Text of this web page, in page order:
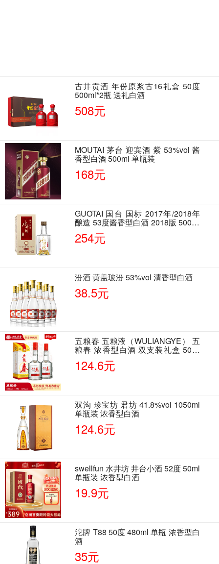
古井贡酒 年份原浆古16礼盒 50度
500ml*2瓶 送礼白酒
508元
MOUTAI 茅台 迎宾酒 紫 53%vol 酱
香型白酒 500ml 单瓶装
168元
GUOTAI 国台 国标 2017年/2018年
酿造 53度酱香型白酒 2018版 500ml
单瓶装
254元
汾酒 黄盖玻汾 53%vol 清香型白酒
38.5元
五粮春 五粮液（WULIANGYE） 五
粮春 浓香型白酒 双支装礼盒 50度
500ml*2瓶 含酒具
124.6元
双沟 珍宝坊 君坊 41.8%vol 1050ml
单瓶装 浓香型白酒
124.6元
swellfun 水井坊 井台小酒 52度 50ml
单瓶装 浓香型白酒
19.9元
沱牌 T88 50度 480ml 单瓶 浓香型白
酒
35元